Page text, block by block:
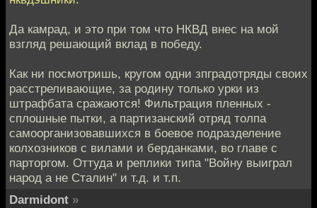
Да камрад, и это при том что НКВД внес на мой
взгляд решающий вклад в победу.
Как ни посмотришь, кругом одни зпградотряды своих
расстреливающие, за родину только урки из
штрафбата сражаются! Фильтрация пленных -
сплошные пытки, а партизанский отряд толпа
самоорганизовавшихся в боевое подразделение
колхозников с вилами и берданками, во главе с
парторгом. Оттуда и реплики типа "Войну выиграл
народ а не Сталин" и т.д. и т.п.
Darmidont »